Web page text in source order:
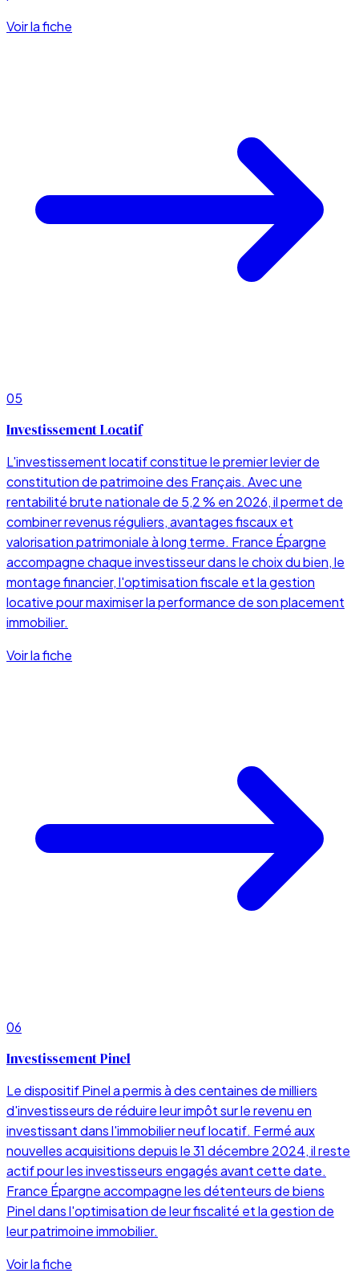
Voir la fiche
05
Investissement Locatif
L'investissement locatif constitue le premier levier de
constitution de patrimoine des Français. Avec une
rentabilité brute nationale de 5,2 % en 2026, il permet de
combiner revenus réguliers, avantages fiscaux et
valorisation patrimoniale à long terme. France Épargne
accompagne chaque investisseur dans le choix du bien, le
montage financier, l'optimisation fiscale et la gestion
locative pour maximiser la performance de son placement
immobilier.
Voir la fiche
06
Investissement Pinel
Le dispositif Pinel a permis à des centaines de milliers
d'investisseurs de réduire leur impôt sur le revenu en
investissant dans l'immobilier neuf locatif. Fermé aux
nouvelles acquisitions depuis le 31 décembre 2024, il reste
actif pour les investisseurs engagés avant cette date.
France Épargne accompagne les détenteurs de biens
Pinel dans l'optimisation de leur fiscalité et la gestion de
leur patrimoine immobilier.
Voir la fiche